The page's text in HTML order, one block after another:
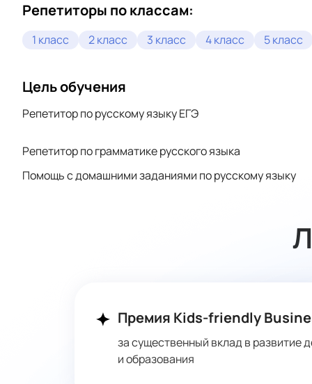
Репетиторы по классам:
1 класс 2 класс 3 класс 4 класс 5 класс
Цель обучения
Репетитор по русскому языку ЕГЭ
Репетитор по грамматике русского языка
Помощь с домашними заданиями по русскому языку
Премия Kids-friendly
за существенный вклад в развитие
и образования